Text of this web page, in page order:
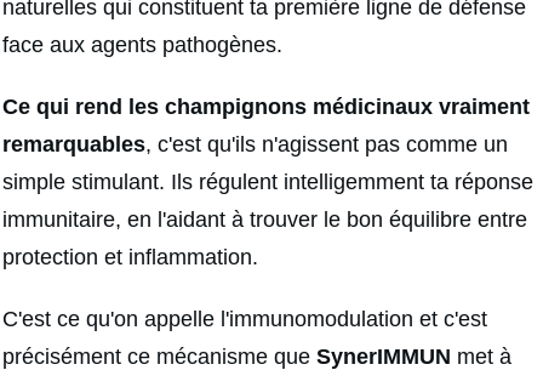
naturelles qui constituent ta première ligne de défense
face aux agents pathogènes.
Ce qui rend les champignons médicinaux vraiment
remarquables, c'est qu'ils n'agissent pas comme un
simple stimulant. Ils régulent intelligemment ta réponse
immunitaire, en l'aidant à trouver le bon équilibre entre
protection et inflammation.
C'est ce qu'on appelle l'immunomodulation et c'est
précisément ce mécanisme que SynerIMMUN met à